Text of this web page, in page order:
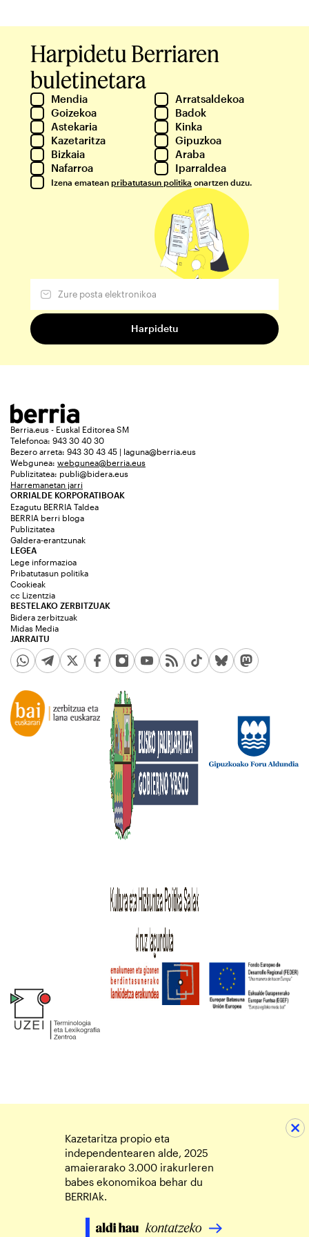
Harpidetu Berriaren
buletinetara
Mendia
Arratsaldekoa
Goizekoa
Badok
Astekaria
Kinka
Kazetaritza
Gipuzkoa
Bizkaia
Araba
Nafarroa
Iparraldea
Izena ematean pribatutasun politika onartzen duzu.
Berria.eus - Euskal Editorea SM
Telefonoa: 943 30 40 30
Bezero arreta: 943 30 43 45 | laguna@berria.eus
Webgunea: webgunea@berria.eus
Publizitatea: publi@bidera.eus
Harremanetan jarri
ORRIALDE KORPORATIBOAK
Ezagutu BERRIA Taldea
BERRIA berri bloga
Publizitatea
Galdera-erantzunak
JARRAITU
LEGEA
Lege informazioa
Pribatutasun politika
Cookieak
cc Lizentzia
BESTELAKO ZERBITZUAK
Bidera zerbitzuak
Midas Media
Kazetaritza propio eta
independentearen alde, 2025
amaierarako 3.000 irakurleren
babes ekonomikoa behar du
BERRIAk.